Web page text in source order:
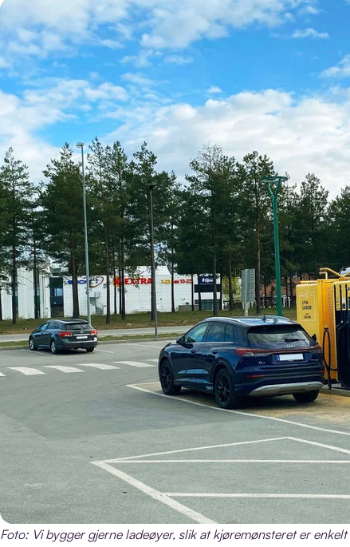
Foto: Vi bygger gjerne ladeøyer, slik at kjøremønsteret er